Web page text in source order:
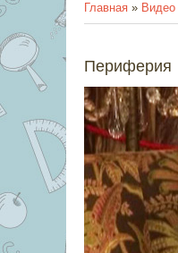
Главная » Видео
Периферия